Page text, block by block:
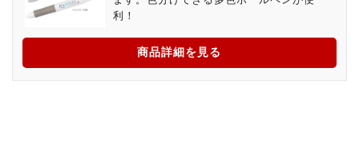
利！
商品詳細を見る